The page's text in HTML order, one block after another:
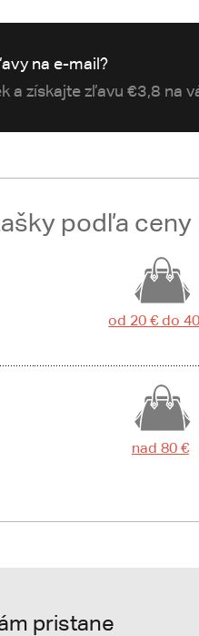
na e-mail?
a získajte zľavu €3,8 na
podľa ceny
od 20 € do
nad 80 €
pristane